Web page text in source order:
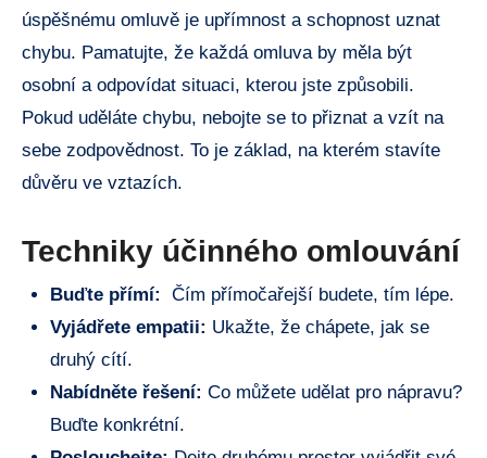
úspěšnému omluvě‍ je ‌upřímnost⁢ a ⁢schopnost uznat
chybu. Pamatujte, že každá omluva by ⁣měla​ být
osobní a odpovídat⁣ situaci, kterou ⁣jste‌ způsobili.
⁢Pokud uděláte chybu,‍ nebojte ⁣se⁤ to přiznat a​ vzít na
⁢sebe zodpovědnost.‌ To ⁤je⁤ základ,​ na kterém stavíte⁢
důvěru ve⁢ vztazích.
Techniky účinného omlouvání
Buďte přímí: ⁣ Čím přímočařejší ⁣budete, ‌tím lépe.
Vyjádřete‍ empatii: Ukažte, že chápete, jak se
druhý cítí.
Nabídněte řešení: Co můžete udělat pro nápravu?
Buďte konkrétní.